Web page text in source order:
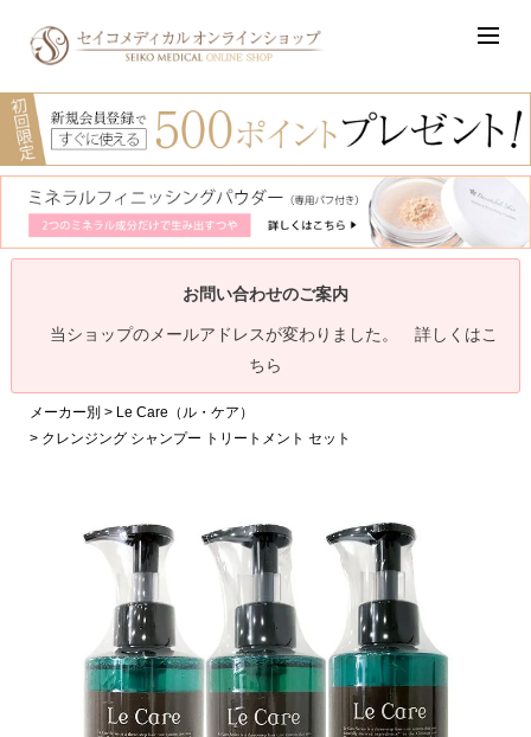
お問い合わせのご案内
当ショップのメールアドレスが変わりました。 詳しくはこ
ちら
メーカー別
Le Care（ル・ケア）
クレンジング シャンプー トリートメント セット